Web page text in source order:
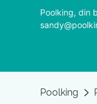
Poolking, din
Poolking